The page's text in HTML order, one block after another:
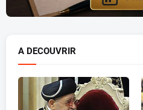
A DECOUVRIR